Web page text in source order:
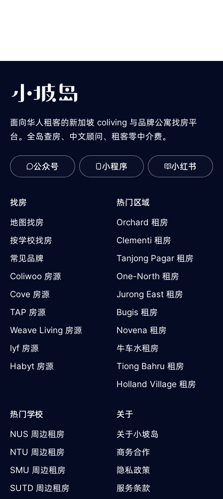
面向华人租客的新加坡 coliving 与品牌公寓找房平
台。全岛查房、中文顾问、租客零中介费。
公众号 小程序 小红书
找房
地图找房
按学校找房
常见品牌
Coliwoo 房源
Cove 房源
TAP 房源
Weave Living 房源
lyf 房源
Habyt 房源
热门区域
Orchard 租房
Clementi 租房
Tanjong Pagar 租房
One-North 租房
Jurong East 租房
Bugis 租房
Novena 租房
牛车水租房
Tiong Bahru 租房
Holland Village 租房
热门学校
NUS 周边租房
NTU 周边租房
SMU 周边租房
SUTD 周边租房
关于
关于小坡岛
商务合作
隐私政策
服务条款